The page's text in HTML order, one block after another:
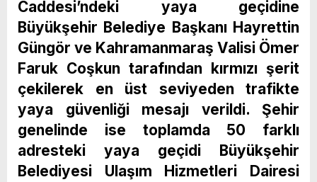
Caddesi’ndeki yaya geçidine
Büyükşehir Belediye Başkanı Hayrettin
Güngör ve Kahramanmaraş Valisi Ömer
Faruk Coşkun tarafından kırmızı şerit
çekilerek en üst seviyeden trafikte
yaya güvenliği mesajı verildi. Şehir
genelinde ise toplamda 50 farklı
adresteki yaya geçidi Büyükşehir
Belediyesi Ulaşım Hizmetleri Dairesi